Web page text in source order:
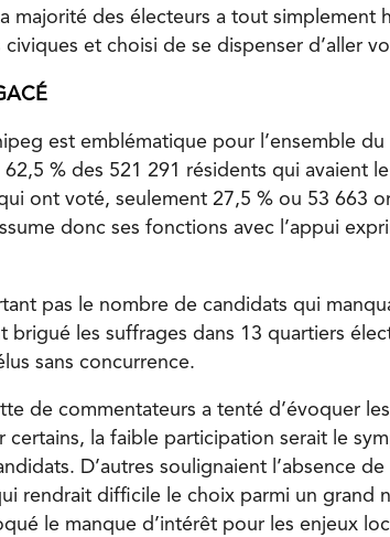
majorité des électeurs a tout simplement
et choisi de se dispenser d’aller
est emblématique pour l’ensemble
62,5 % des 521 291 résidents qui avaient
ont voté, seulement 27,5 % ou 53 663
donc ses fonctions avec l’appui
pas le nombre de candidats qui
brigué les suffrages dans 13 quartiers
sans concurrence.
de commentateurs a tenté d’évoquer
certains, la faible participation serait le
D’autres soulignaient l’absence
rendrait difficile le choix parmi un grand
le manque d’intérêt pour les enjeux